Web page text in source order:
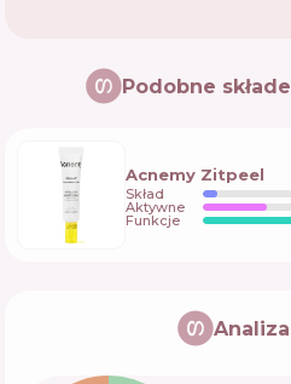
Podobne
Acnemy Zitpeel
Skład
Aktywne
Funkcje